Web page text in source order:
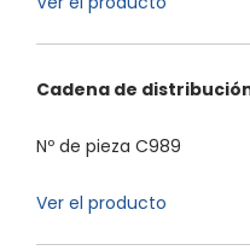
Cadena de
Nº de pieza C989
Ver el producto